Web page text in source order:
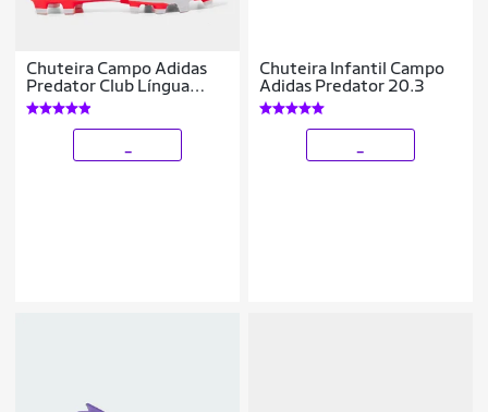
Chuteira Campo Adidas
Predator Club Língua
Dobrável Unissex
Chuteira Infantil Campo
Adidas Predator 20.3